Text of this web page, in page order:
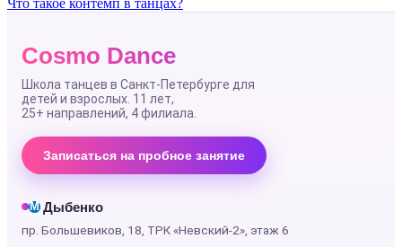
Что такое контемп в танцах?
Cosmo Dance
Школа танцев в Санкт-Петербурге для
детей и взрослых. 11 лет,
25+ направлений, 4 филиала.
Записаться на пробное занятие
М Дыбенко
пр. Большевиков, 18, ТРК «Невский-2», этаж 6